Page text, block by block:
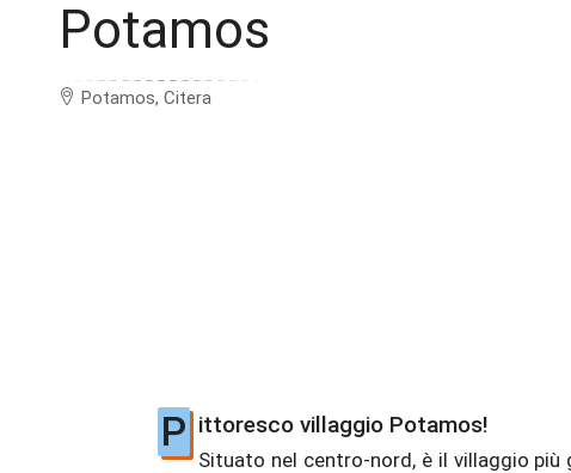
Potamos
Potamos, Citera
P ittoresco villaggio Potamos!
Situato nel centro-nord, è il villaggio più
diverse case neoclassiche. Ogni